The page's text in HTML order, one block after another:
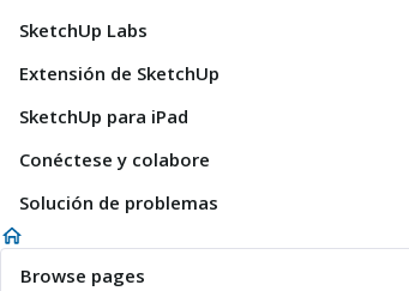
SketchUp Labs
Extensión de SketchUp
SketchUp para iPad
Conéctese y colabore
Solución de problemas
Browse pages